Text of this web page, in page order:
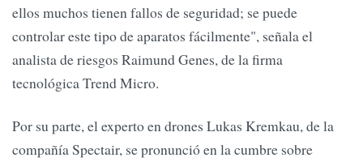
ellos muchos tienen fallos de seguridad; se puede
controlar este tipo de aparatos fácilmente", señala el
analista de riesgos Raimund Genes, de la firma
tecnológica Trend Micro.
Por su parte, el experto en drones Lukas Kremkau, de la
compañía Spectair, se pronunció en la cumbre sobre